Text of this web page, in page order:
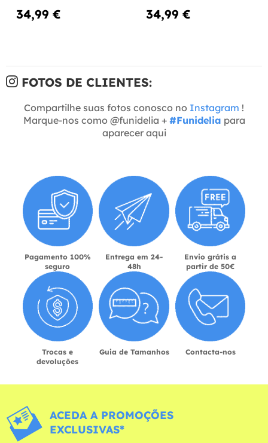
34,99 € 34,99 €
FOTOS DE CLIENTES:
Compartilhe suas fotos conosco no Instagram !
Marque-nos como @funidelia + #Funidelia para
aparecer aqui
Pagamento 100%
seguro
Entrega em 24-
48h
Envio grátis a
partir de 50€
Trocas e
devoluções
Guia de Tamanhos Contacta-nos
ACEDA A PROMOÇÕES
EXCLUSIVAS*